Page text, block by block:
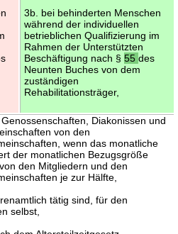
3b. bei behinderten Menschen
während der individuellen
betrieblichen Qualifizierung im
Rahmen der Unterstützten
Beschäftigung nach § 55 des
Neunten Buches von dem
zuständigen
Rehabilitationsträger,
Diakonissen und
von den
wenn das monatliche
der monatlichen Bezugsgröße
den Mitgliedern und den
je zur Hälfte,
tätig sind, für den
selbst,